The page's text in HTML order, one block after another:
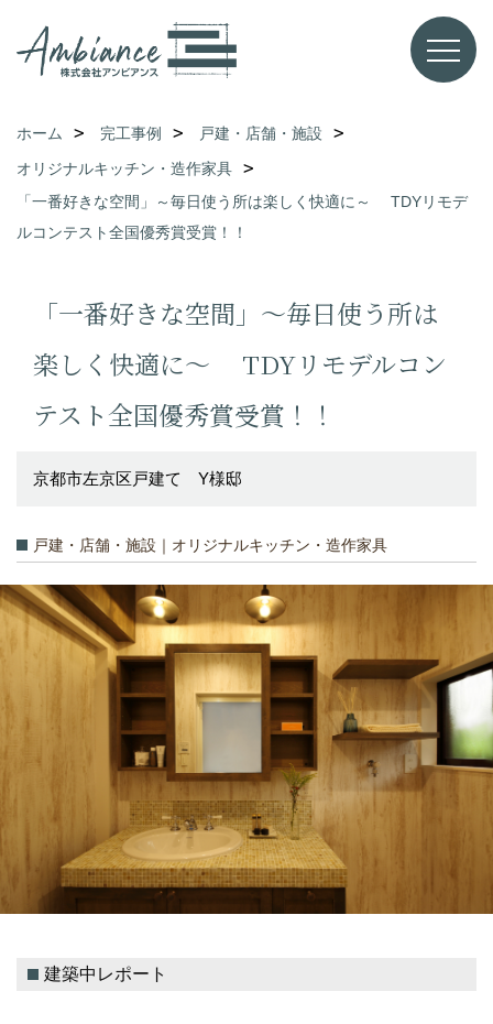
ホーム 完工事例
戸建・店舗・施設
オリジナルキッチン・造作家具
「一番好きな空間」～毎日使う所は楽しく快適に～ TDYリモデ
ルコンテスト全国優秀賞受賞！！
「一番好きな空間」～毎日使う所は
楽しく快適に～ TDYリモデルコン
テスト全国優秀賞受賞！！
京都市左京区戸建て Y様邸
戸建・店舗・施設｜オリジナルキッチン・造作家具
建築中レポート